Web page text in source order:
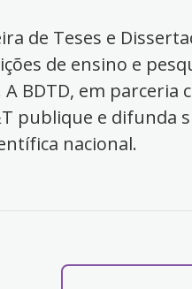
de Teses e
de ensino e
BDTD, em
publique e difunda
nacional.